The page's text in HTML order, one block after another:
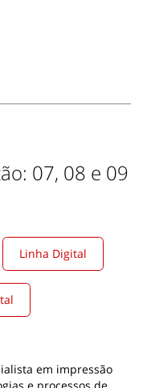
07, 08 e 09
Linha Digital
em impressão